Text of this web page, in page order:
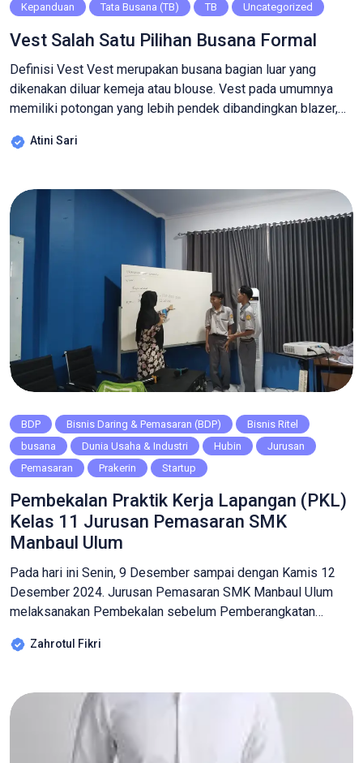
Kepanduan
Tata Busana (TB) TB Uncategorized
Vest Salah Satu Pilihan Busana Formal
Definisi Vest Vest merupakan busana bagian luar yang
dikenakan diluar kemeja atau blouse. Vest pada umumnya
memiliki potongan yang lebih pendek dibandingkan blazer,
memberikan kesan lebih formal dan elegan. Vest, atau biasa
telah lama eksis dalam […]
Atini Sari
BDP Bisnis Daring & Pemasaran (BDP)
Bisnis Ritel
busana
Dunia Usaha & Industri Hubin
Jurusan
Pemasaran
Prakerin Startup
Pembekalan Praktik Kerja Lapangan (PKL)
Kelas 11 Jurusan Pemasaran SMK
Manbaul Ulum
Pada hari ini Senin, 9 Desember sampai dengan Kamis 12
Desember 2024. Jurusan Pemasaran SMK Manbaul Ulum
melaksanakan Pembekalan sebelum Pemberangkatan
Kegiatan ini di ikuti oleh Siswa-siswi kelas 11 Jurusan
Laboratorium Jurusan Pemasaran SMK Manbaul Ulum.
Pembekalan siswa […]
Zahrotul Fikri